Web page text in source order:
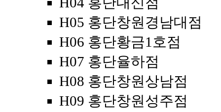
H05 홍단창원경남대점
H06 홍단황금1호점
H07 홍단율하점
H08 홍단창원상남점
H09 홍단창원성주점